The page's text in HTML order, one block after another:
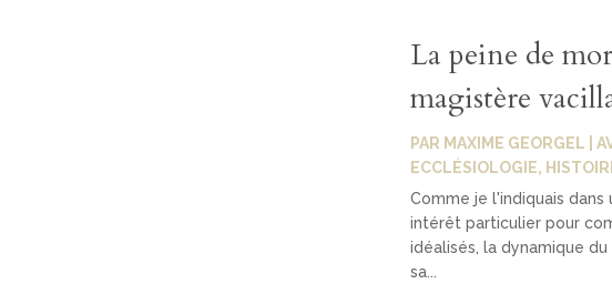
La peine de
magistère
PAR MAXIME GEORGEL
ECCLÉSIOLOGIE,
Comme je l'indiquais
intérêt particulier pour
idéalisés, la dynamique
sa...